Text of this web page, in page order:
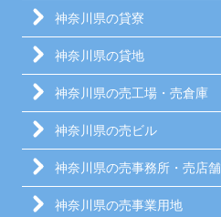
神奈川県の貸寮
神奈川県の貸地
神奈川県の売工場・売倉庫
神奈川県の売ビル
神奈川県の売事務所・売店舗
神奈川県の売事業用地